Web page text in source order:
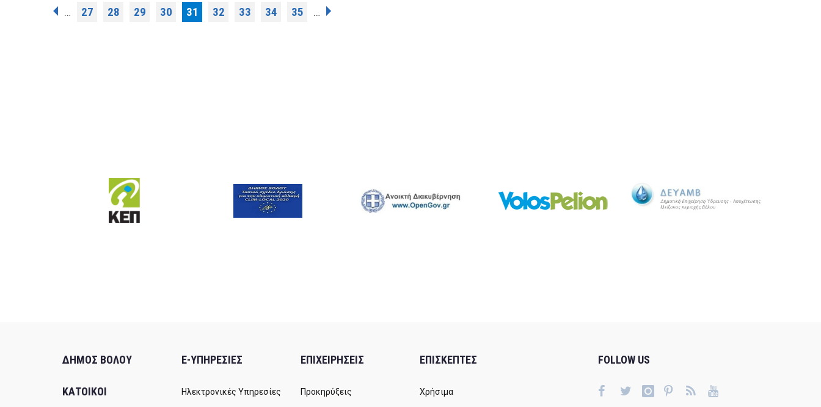
Σελίδες
… 27 28 29 30 31 32 33 34 35 …
ΔΗΜΟΣ ΒΟΛΟΥ
ΚΑΤΟΙΚΟΙ
E-ΥΠΗΡΕΣΙΕΣ
Ηλεκτρονικές Υπηρεσίες
ΕΠΙΧΕΙΡΗΣΕΙΣ
Προκηρύξεις
ΕΠΙΣΚΕΠΤΕΣ
Χρήσιμα
FOLLOW US